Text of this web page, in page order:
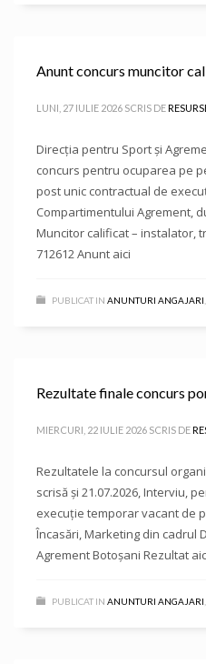
Anunt concurs muncitor
LUNI, 27 IULIE 2026 SCRIS DE
Direcţia pentru Sport și
concurs pentru ocuparea pe
post unic contractual de
Compartimentului
Muncitor calificat – instalator,
712612 Anunt aici
PUBLICAT IN ANUNTURI ANGAJARI
Rezultate finale concurs
MIERCURI, 22 IULIE 2026 SCRIS DE
Rezultatele la concursul
scrisă și 21.07.2026, Interviu,
execuție temporar vacant de
Încasări, Marketing din cadrul
Agrement Botoșani Rezultat
PUBLICAT IN ANUNTURI ANGAJARI